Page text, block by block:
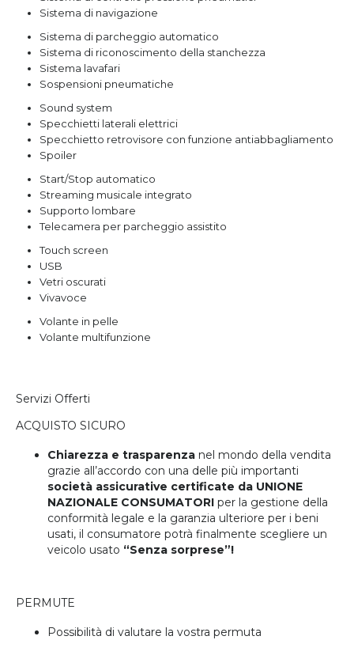
Sistema di navigazione
Sistema di parcheggio automatico
Sistema di riconoscimento della stanchezza
Sistema lavafari
Sospensioni pneumatiche
Sound system
Specchietti laterali elettrici
Specchietto retrovisore con funzione antiabbagliamento
Spoiler
Start/Stop automatico
Streaming musicale integrato
Supporto lombare
Telecamera per parcheggio assistito
Touch screen
USB
Vetri oscurati
Vivavoce
Volante in pelle
Volante multifunzione
Servizi Offerti
ACQUISTO SICURO
Chiarezza e trasparenza nel mondo della vendita
grazie all’accordo con una delle più importanti
società assicurative certificate da UNIONE
NAZIONALE CONSUMATORI per la gestione della
conformità legale e la garanzia ulteriore per i beni
usati, il consumatore potrà finalmente scegliere un
veicolo usato “Senza sorprese”!
PERMUTE
Possibilità di valutare la vostra permuta